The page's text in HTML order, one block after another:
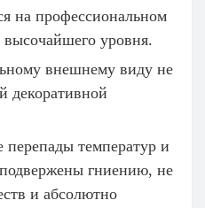
на профессиональном
уровня.
внешнему виду не
декоративной
температур и
гниению, не
и абсолютно